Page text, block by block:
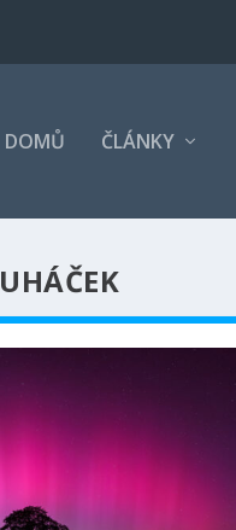
DOMŮ ČLÁNKY